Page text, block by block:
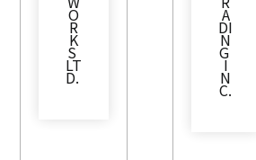
O
R
K
S
LT
A
DI
N
G
I
N
C.